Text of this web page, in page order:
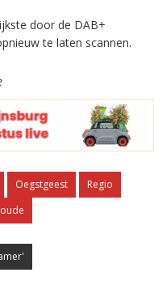
door de DAB+
te laten scannen.
Oegstgeest
Regio